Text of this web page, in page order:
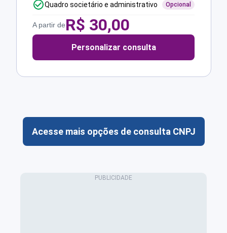
Quadro societário e administrativo Opcional
A partir deR$ 30,00
Personalizar consulta
Acesse mais opções de consulta CNPJ